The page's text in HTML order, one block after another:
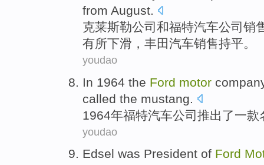
from August.
克莱斯勒公司 和福特汽车公司 销
有所下滑 ，丰田汽车销售持平。
youdao
In 1964 the Ford motor
called the mustang
1964年福特汽车公司 推出了一款
youdao
Edsel was President of Ford